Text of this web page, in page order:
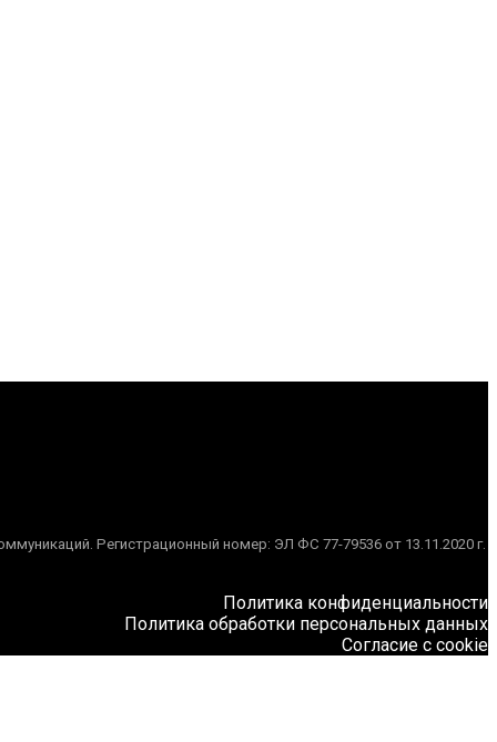
Регистрационный номер: ЭЛ ФС 77-79536 от 13.11.2020 г.
Политика конфиденциальности
Политика обработки персональных данных
Согласие с cookie